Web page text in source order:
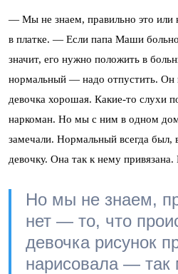
— Мы не знаем, правильно это или
в платке. — Если папа Маши
значит, его нужно положить в
нормальный — надо отпустить. Он
девочка хорошая. Какие-то слухи
наркоман. Но мы с ним в одном
замечали. Нормальный всегда
девочку. Она так к нему
Но мы не знаем,
нет — то, что
девочка рисунок
нарисовала — так